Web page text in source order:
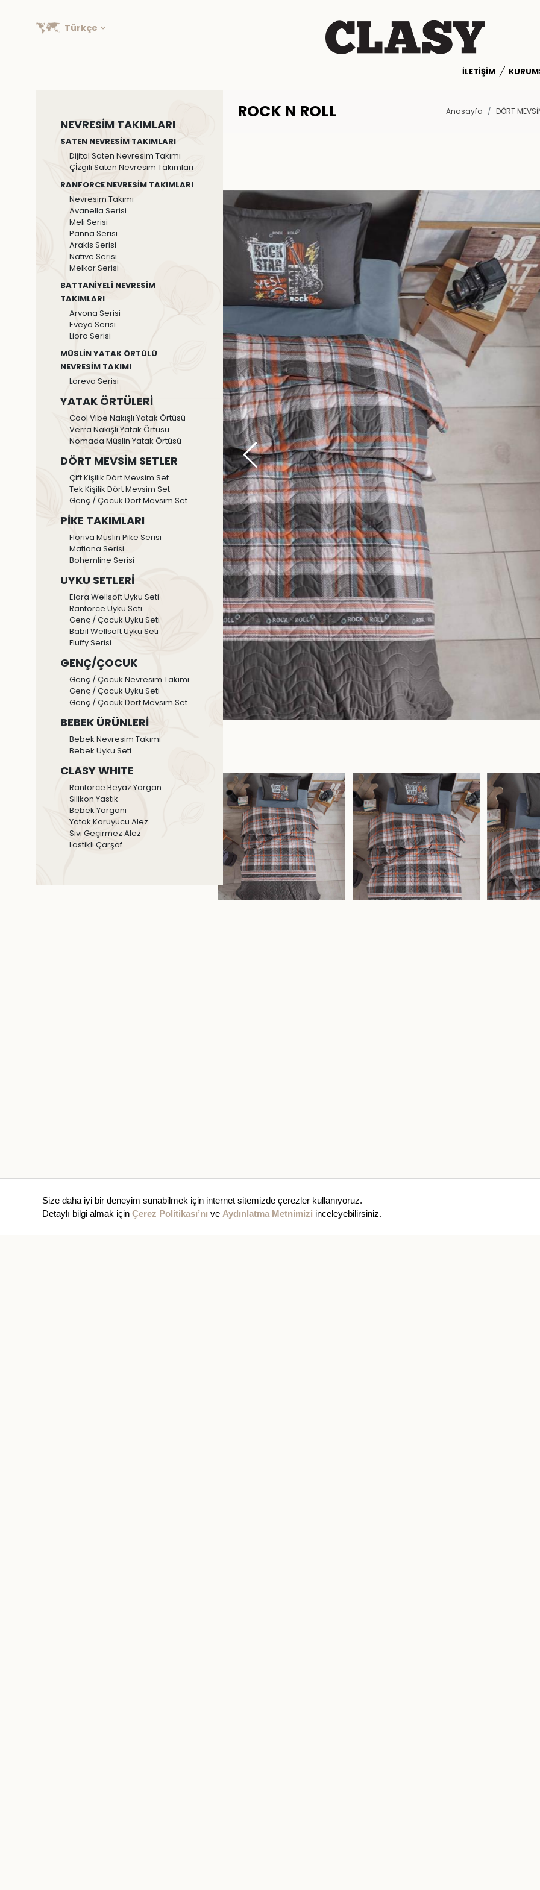
Size daha iyi bir deneyim sunabilmek için internet sitemizde çerezler kullanıyoruz.
Detaylı bilgi almak için Çerez Politikası’nı ve Aydınlatma Metnimizi inceleyebilirsiniz.
Türkçe
İLETIŞIM
NEVRESİM TAKIMLARI
SATEN NEVRESİM TAKIMLARI
Dijital Saten Nevresim Takımı
Çİzgili Saten Nevresim Takımları
RANFORCE NEVRESİM TAKIMLARI
Nevresim Takımı
Avanella Serisi
Meli Serisi
Panna Serisi
Arakis Serisi
Native Serisi
Melkor Serisi
BATTANİYELİ NEVRESİM
TAKIMLARI
Arvona Serisi
Eveya Serisi
Liora Serisi
MÜSLİN YATAK ÖRTÜLÜ
NEVRESİM TAKIMI
Loreva Serisi
YATAK ÖRTÜLERİ
Cool Vibe Nakışlı Yatak Örtüsü
Verra Nakışlı Yatak Örtüsü
Nomada Müslin Yatak Örtüsü
DÖRT MEVSİM SETLER
Çift Kişilik Dört Mevsim Set
Tek Kişilik Dört Mevsim Set
Genç / Çocuk Dört Mevsim Set
PİKE TAKIMLARI
Floriva Müslin Pike Serisi
Matiana Serisi
Bohemline Serisi
UYKU SETLERİ
Elara Wellsoft Uyku Seti
Ranforce Uyku Seti
Genç / Çocuk Uyku Seti
Babil Wellsoft Uyku Seti
Fluffy Serisi
GENÇ/ÇOCUK
Genç / Çocuk Nevresim Takımı
Genç / Çocuk Uyku Seti
Genç / Çocuk Dört Mevsim Set
BEBEK ÜRÜNLERİ
Bebek Nevresim Takımı
Bebek Uyku Seti
CLASY WHITE
Ranforce Beyaz Yorgan
Silikon Yastık
Bebek Yorganı
Yatak Koruyucu Alez
Sıvı Geçirmez Alez
Lastikli Çarşaf
ROCK N ROLL Anasayfa DÖRT